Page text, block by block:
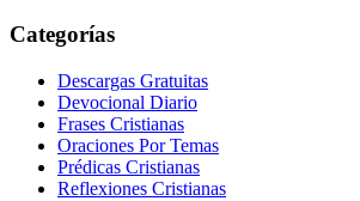
Categorías
Descargas Gratuitas
Devocional Diario
Frases Cristianas
Oraciones Por Temas
Prédicas Cristianas
Reflexiones Cristianas